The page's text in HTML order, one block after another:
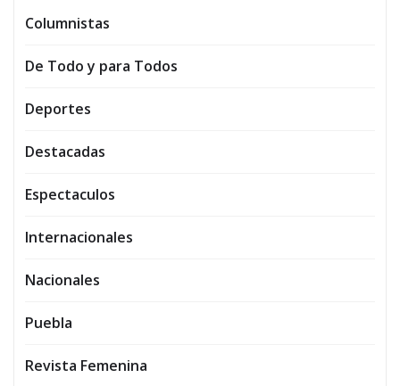
Columnistas
De Todo y para Todos
Deportes
Destacadas
Espectaculos
Internacionales
Nacionales
Puebla
Revista Femenina